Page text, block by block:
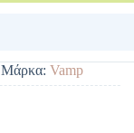
Μάρκα: Vamp